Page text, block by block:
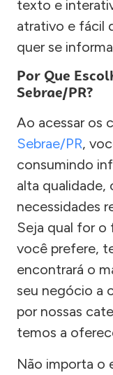
texto e
atrativo e fácil
quer se
Por Que
Sebrae/PR?
Ao acessar os
Sebrae/PR,
consumindo
alta qualidade,
necessidades
Seja qual for
você prefere,
encontrará o
seu negócio a
por nossas
temos a
Não importa o